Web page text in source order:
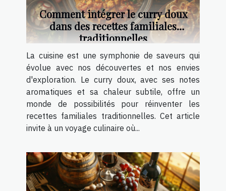
Comment intégrer le curry doux
dans des recettes familiales
traditionnelles
La cuisine est une symphonie de saveurs qui
évolue avec nos découvertes et nos envies
d'exploration. Le curry doux, avec ses notes
aromatiques et sa chaleur subtile, offre un
monde de possibilités pour réinventer les
recettes familiales traditionnelles. Cet article
invite à un voyage culinaire où...